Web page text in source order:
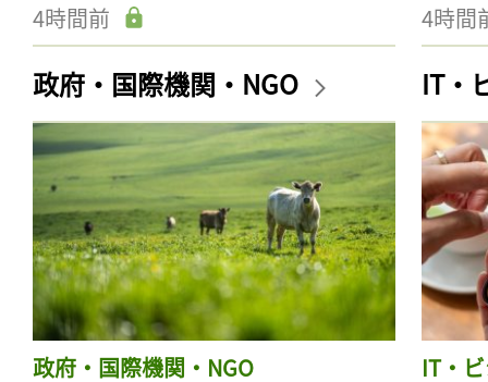
4時間前 4時間
政府・国際機関・NGO
政府・国際機関・NGO
IT・
IT・